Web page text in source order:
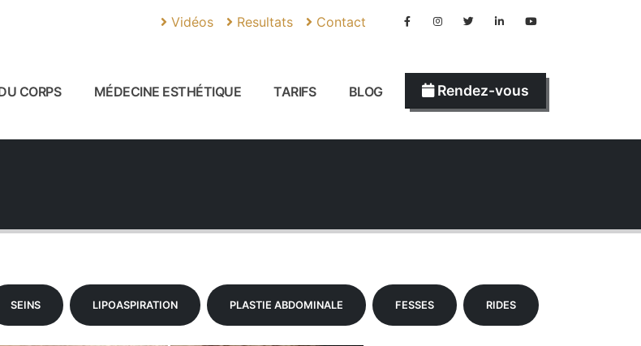
Vidéos Resultats Contact
CORPS MÉDECINE ESTHÉTIQUE TARIFS BLOG Rendez-vous
SEINS LIPOASPIRATION PLASTIE ABDOMINALE FESSES RIDES